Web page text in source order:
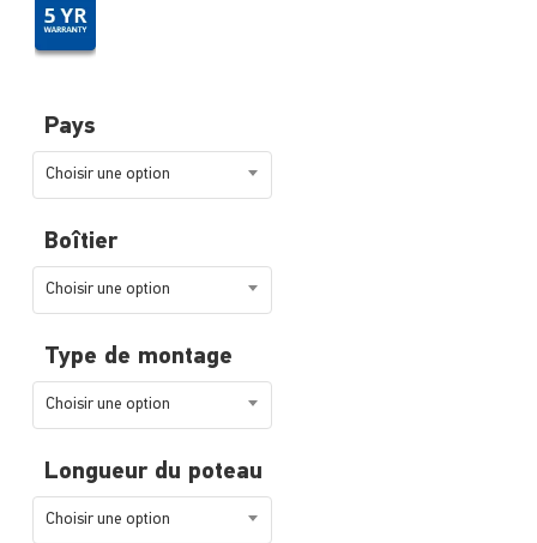
Pays
Choisir une option
Boîtier
Choisir une option
Type de montage
Choisir une option
Longueur du poteau
Choisir une option